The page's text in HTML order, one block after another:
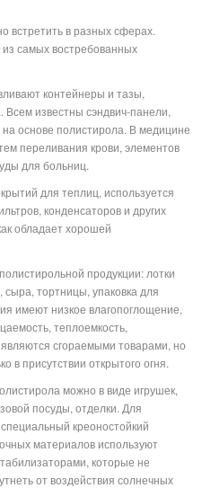
встретить в разных сферах.
самых востребованных
контейнеры и тазы,
известны сэндвич-панели,
основе полистирола. В медицине
переливания крови, элементов
для больниц.
для теплиц, используется
конденсаторов и других
обладает хорошей
продукции: лотки
сыра, тортницы, упаковка для
имеют низкое влагопоглощение,
теплоемкость,
сгораемыми товарами, но
в присутствии открытого огня.
можно в виде игрушек,
посуды, отделки. Для
креоностойкий
материалов используют
которые не
от воздействия солнечных